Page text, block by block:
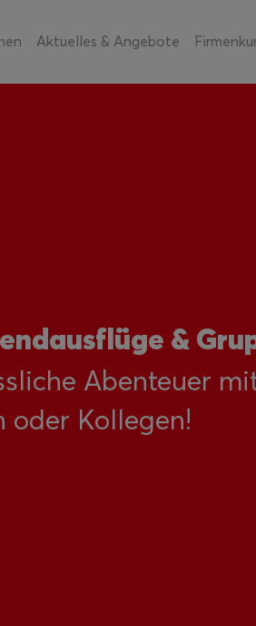
Aktuelles & Angebote
&
Abenteuer
oder Kollegen!